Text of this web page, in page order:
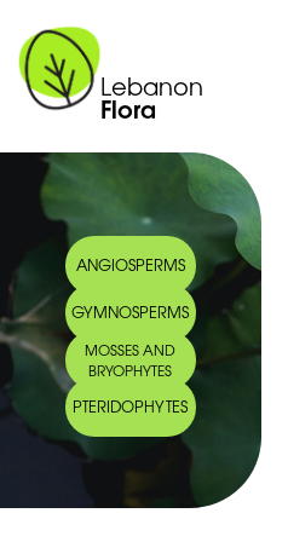
Lebanon
Flora
ANGIOSPERMS
GYMNOSPERMS
MOSSES AND
BRYOPHYTES
PTERIDOPHYTES